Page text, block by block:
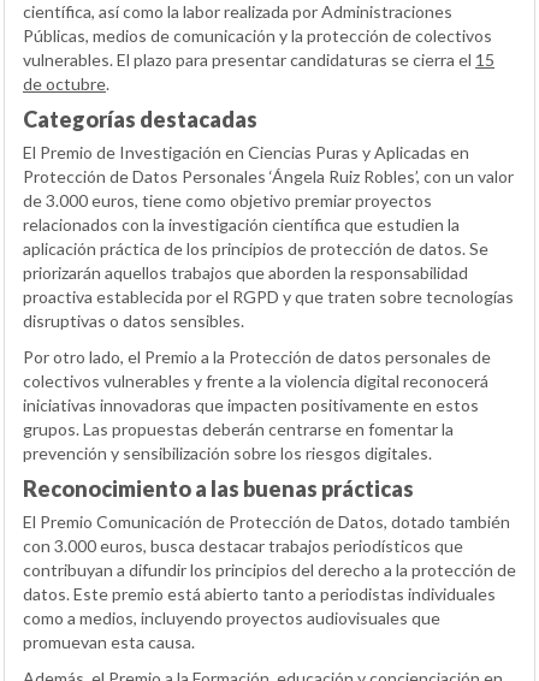
científica, así como la labor realizada por Administraciones
Públicas, medios de comunicación y la protección de colectivos
vulnerables. El plazo para presentar candidaturas se cierra el 15
de octubre.
Categorías destacadas
El Premio de Investigación en Ciencias Puras y Aplicadas en
Protección de Datos Personales ‘Ángela Ruiz Robles’, con un valor
de 3.000 euros, tiene como objetivo premiar proyectos
relacionados con la investigación científica que estudien la
aplicación práctica de los principios de protección de datos. Se
priorizarán aquellos trabajos que aborden la responsabilidad
proactiva establecida por el RGPD y que traten sobre tecnologías
disruptivas o datos sensibles.
Por otro lado, el Premio a la Protección de datos personales de
colectivos vulnerables y frente a la violencia digital reconocerá
iniciativas innovadoras que impacten positivamente en estos
grupos. Las propuestas deberán centrarse en fomentar la
prevención y sensibilización sobre los riesgos digitales.
Reconocimiento a las buenas prácticas
El Premio Comunicación de Protección de Datos, dotado también
con 3.000 euros, busca destacar trabajos periodísticos que
contribuyan a difundir los principios del derecho a la protección de
datos. Este premio está abierto tanto a periodistas individuales
como a medios, incluyendo proyectos audiovisuales que
promuevan esta causa.